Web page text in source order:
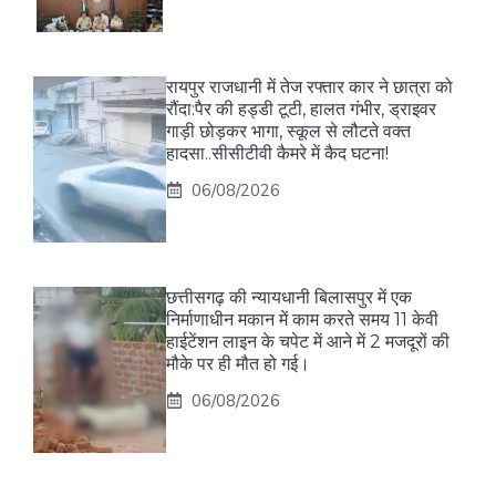
रायपुर राजधानी में तेज रफ्तार कार ने छात्रा को
रौंदा:पैर की हड्डी टूटी, हालत गंभीर, ड्राइवर
गाड़ी छोड़कर भागा, स्कूल से लौटते वक्त
हादसा..सीसीटीवी कैमरे में कैद घटना!
06/08/2026
छत्तीसगढ़ की न्यायधानी बिलासपुर में एक
निर्माणाधीन मकान में काम करते समय 11 केवी
हाईटेंशन लाइन के चपेट में आने में 2 मजदूरों की
मौके पर ही मौत हो गई।
06/08/2026